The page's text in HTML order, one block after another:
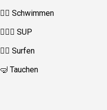
🏊‍♂️ Schwimmen
🏄‍♀️🛶 SUP
🏄‍♂️ Surfen
🤿 Tauchen